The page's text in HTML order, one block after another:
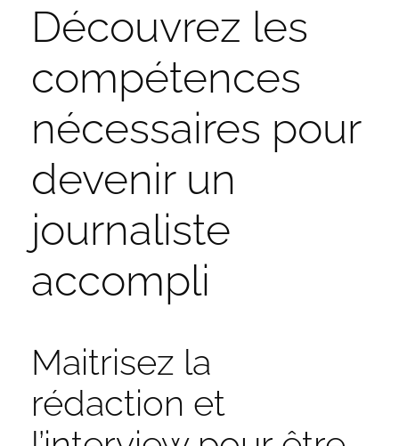
Découvrez les
compétences
nécessaires pour
devenir un
journaliste
accompli
Maitrisez la
rédaction et